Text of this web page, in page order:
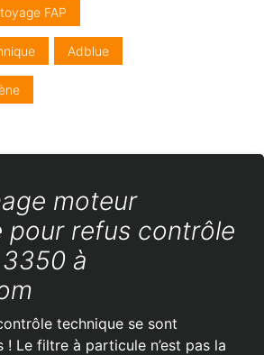
FAP
Adblue
moteur
pour refus contrôle
à
technique se sont
! Le filtre à particule n’est pas la